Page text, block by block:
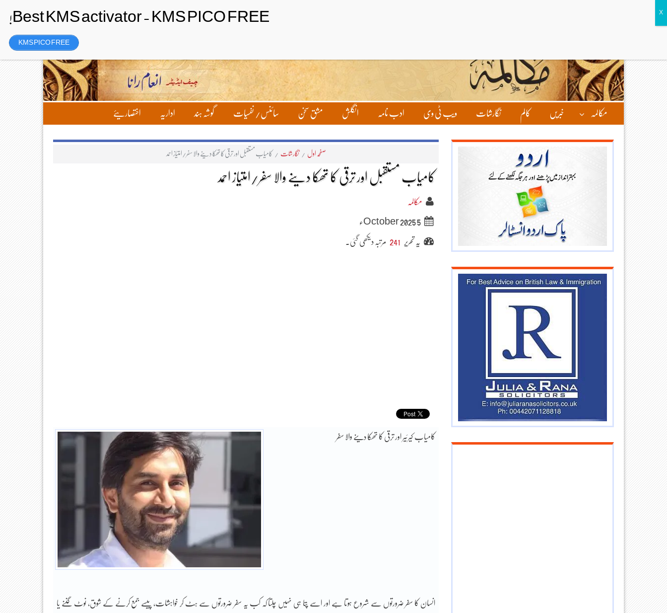
Friday، 7 August 2026ء لاگ ان رجسٹر
مکالمہ خبریں کالم نگارشات ویب ٹی وی ادب نامہ انگلش مشق سخن سائنس/ نفسیات گوشہ ہند اداریہ اختصاریئے
صفحہ اول / نگارشات / کامیاب مستقبل اور ترقی کا تھکا دینے والا سفر/امتیاز احمد
کامیاب مستقبل اور ترقی کا تھکا دینے والا سفر/امتیاز احمد
مکالمہ
5 October 2025ء
یہ تحریر 241 مرتبہ دیکھی گئی۔
کامیاب کیرئیر اور ترقی کا تھکا دینے والا سفر
انسان کا سفر ضرورتوں سے شروع ہوتا ہے اور اسے پتا ہی نہیں چلتا کہ کب یہ سفر ضرورتوں سے ہٹ کر خواہشات، پیسے جمع کرنے کے شوق، نوٹ گننے یا
KMS PICO FREE